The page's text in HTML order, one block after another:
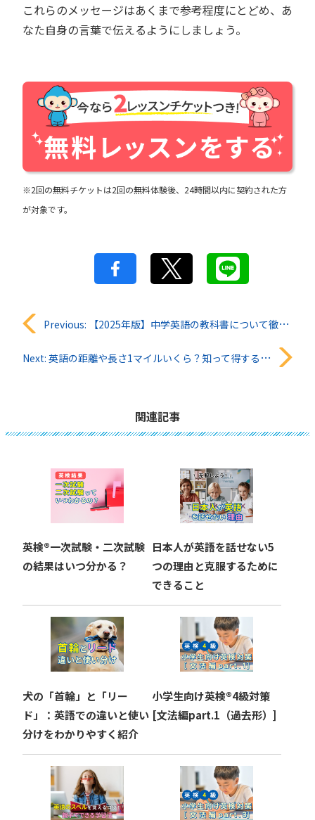
これらのメッセージはあくまで参考程度にとどめ、あ
なた自身の言葉で伝えるようにしましょう。
※2回の無料チケットは2回の無料体験後、24時間以内に契約された方
が対象です。
投
稿
ョ
ン
Previous: 【2025年版】中学英語の教科書について徹底解説！
Next: 英語の距離や長さ1マイルいくら？知って得する換算方法
関連記事
英検®︎一次試験・二次試験
の結果はいつ分かる？
日本人が英語を話せない5
つの理由と克服するために
できること
犬の「首輪」と「リー
ド」：英語での違いと使い
分けをわかりやすく紹介
小学生向け英検®︎4級対策
[文法編part.1（過去形）]